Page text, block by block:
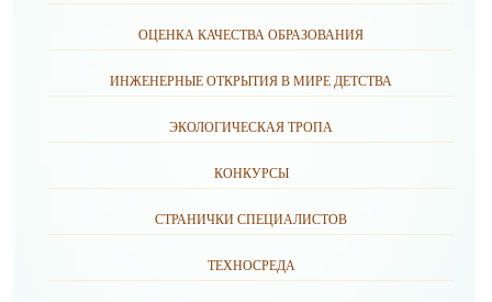
ОЦЕНКА КАЧЕСТВА ОБРАЗОВАНИЯ
ИНЖЕНЕРНЫЕ ОТКРЫТИЯ В МИРЕ ДЕТСТВА
ЭКОЛОГИЧЕСКАЯ ТРОПА
КОНКУРСЫ
СТРАНИЧКИ СПЕЦИАЛИСТОВ
ТЕХНОСРЕДА